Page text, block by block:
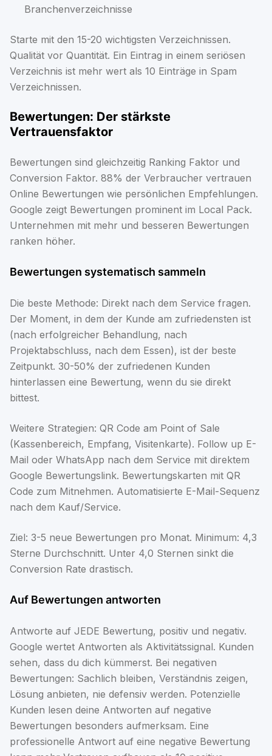
Branchenverzeichnisse
Starte mit den 15-20 wichtigsten Verzeichnissen.
Qualität vor Quantität. Ein Eintrag in einem seriösen
Verzeichnis ist mehr wert als 10 Einträge in Spam
Verzeichnissen.
Bewertungen: Der stärkste
Vertrauensfaktor
Bewertungen sind gleichzeitig Ranking Faktor und
Conversion Faktor. 88% der Verbraucher vertrauen
Online Bewertungen wie persönlichen Empfehlungen.
Google zeigt Bewertungen prominent im Local Pack.
Unternehmen mit mehr und besseren Bewertungen
ranken höher.
Bewertungen systematisch sammeln
Die beste Methode: Direkt nach dem Service fragen.
Der Moment, in dem der Kunde am zufriedensten ist
(nach erfolgreicher Behandlung, nach
Projektabschluss, nach dem Essen), ist der beste
Zeitpunkt. 30-50% der zufriedenen Kunden
hinterlassen eine Bewertung, wenn du sie direkt
bittest.
Weitere Strategien: QR Code am Point of Sale
(Kassenbereich, Empfang, Visitenkarte). Follow up E-
Mail oder WhatsApp nach dem Service mit direktem
Google Bewertungslink. Bewertungskarten mit QR
Code zum Mitnehmen. Automatisierte E-Mail-Sequenz
nach dem Kauf/Service.
Ziel: 3-5 neue Bewertungen pro Monat. Minimum: 4,3
Sterne Durchschnitt. Unter 4,0 Sternen sinkt die
Conversion Rate drastisch.
Auf Bewertungen antworten
Antworte auf JEDE Bewertung, positiv und negativ.
Google wertet Antworten als Aktivitätssignal. Kunden
sehen, dass du dich kümmerst. Bei negativen
Bewertungen: Sachlich bleiben, Verständnis zeigen,
Lösung anbieten, nie defensiv werden. Potenzielle
Kunden lesen deine Antworten auf negative
Bewertungen besonders aufmerksam. Eine
professionelle Antwort auf eine negative Bewertung